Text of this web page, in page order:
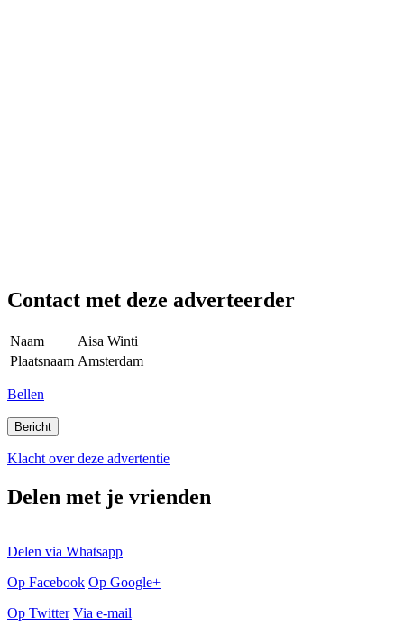
Contact met deze adverteerder
Naam
Aisa Winti
Plaatsnaam Amsterdam
Bellen
Klacht over deze advertentie
Delen met je vrienden
Delen via Whatsapp
Op Facebook Op Google+
Op Twitter Via e-mail